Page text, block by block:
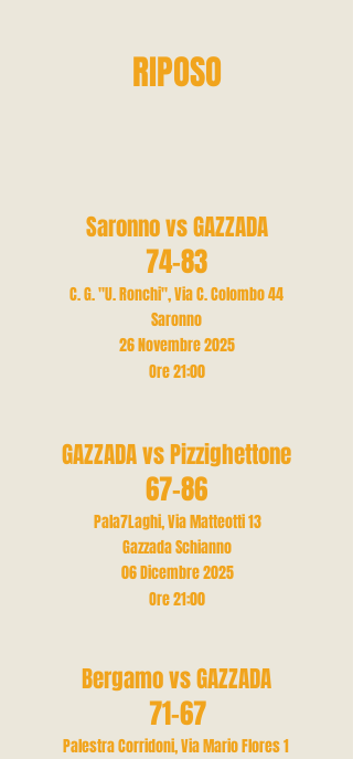
RIPOSO
Saronno vs GAZZADA
74-83
C. G. "U. Ronchi", Via C. Colombo 44
Saronno
26 Novembre 2025
Ore 21:00
GAZZADA vs Pizzighettone
67-86
Pala7Laghi, Via Matteotti 13
Gazzada Schianno
06 Dicembre 2025
Ore 21:00
Bergamo vs GAZZADA
71-67
Palestra Corridoni, Via Mario Flores 1